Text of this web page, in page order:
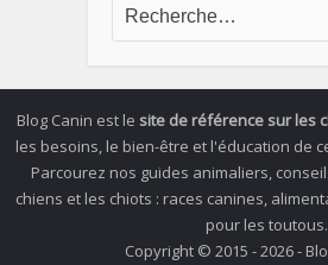
Blog Canin est le site de référence sur les
les besoins, le bien-être et l'éducation de
Parcourez nos guides animaliers,
chiens et les chiots : races canines,
pour les toutous.
Copyright © 2015 - 2026 -